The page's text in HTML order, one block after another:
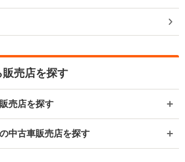
売店を探す
売店を探す
中古車販売店を探す